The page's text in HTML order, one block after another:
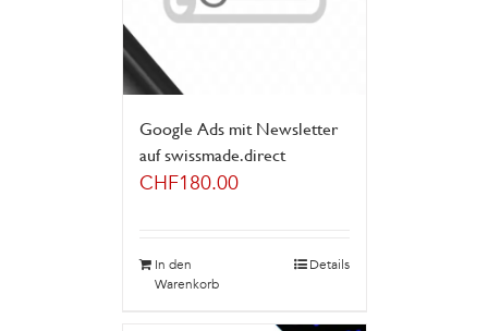
Google Ads mit Newsletter
auf swissmade.direct
CHF180.00
In den
Warenkorb
Details